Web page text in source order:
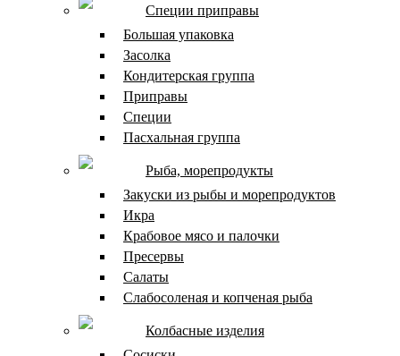
Специи приправы
Большая упаковка
Засолка
Кондитерская группа
Приправы
Специи
Пасхальная группа
Рыба, морепродукты
Закуски из рыбы и морепродуктов
Икра
Крабовое мясо и палочки
Пресервы
Салаты
Слабосоленая и копченая рыба
Колбасные изделия